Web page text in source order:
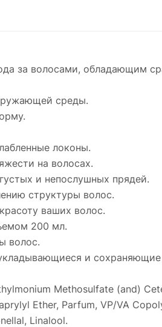
за волосами, обладающим
среды.
локоны.
на волосах.
и непослушных прядей.
структуры волос.
ваших волос.
200 мл.
волос.
и
Methosulfate (and)
Ether, Parfum, VP/VA
Linalool.